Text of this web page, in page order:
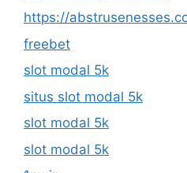
https://
freebet
slot modal 5k
situs slot modal 5k
slot modal 5k
slot modal 5k